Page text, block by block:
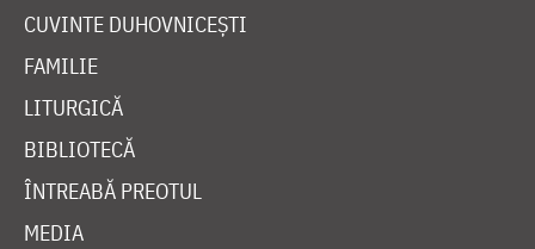
CUVINTE DUHOVNICEȘTI
FAMILIE
LITURGICĂ
BIBLIOTECĂ
ÎNTREABĂ PREOTUL
MEDIA